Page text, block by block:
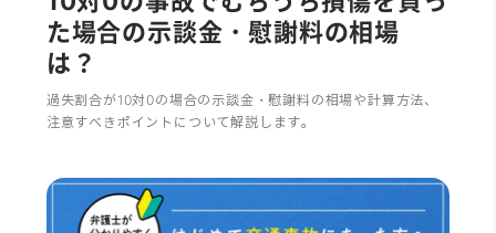
た場合の示談金・慰謝料の相場
は？
過失割合が10対0の場合の示談金・慰謝料の相場や計算方法、
注意すべきポイントについて解説します。